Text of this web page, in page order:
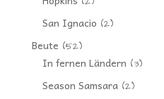
San Ignacio (2)
Beute (52)
In fernen Ländern (3)
Season Samsara(2)